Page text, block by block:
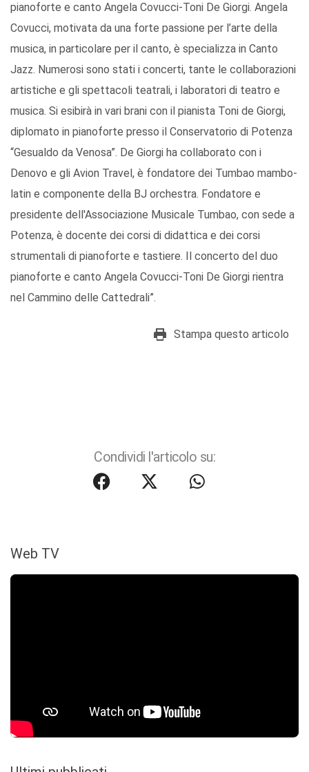
pianoforte e canto Angela Covucci-Toni De Giorgi. Angela
Covucci, motivata da una forte passione per l’arte della
musica, in particolare per il canto, è specializza in Canto
Jazz. Numerosi sono stati i concerti, tante le collaborazioni
artistiche e gli spettacoli teatrali, i laboratori di teatro e
musica. Si esibirà in vari brani con il pianista Toni de Giorgi,
diplomato in pianoforte presso il Conservatorio di Potenza
“Gesualdo da Venosa”. De Giorgi ha collaborato con i
Denovo e gli Avion Travel, è fondatore dei Tumbao mambo-
latin e componente della BJ orchestra. Fondatore e
presidente dell'Associazione Musicale Tumbao, con sede a
Potenza, è docente dei corsi di didattica e dei corsi
strumentali di pianoforte e tastiere. Il concerto del duo
pianoforte e canto Angela Covucci-Toni De Giorgi rientra
nel Cammino delle Cattedrali”.
Stampa questo articolo
Condividi l'articolo su:
Web TV